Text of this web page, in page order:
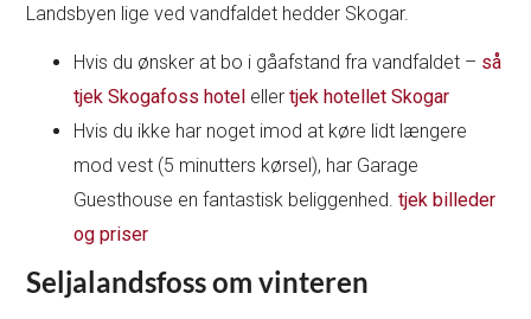
Landsbyen lige ved vandfaldet hedder Skogar.
Hvis du ønsker at bo i gåafstand fra vandfaldet – så
tjek Skogafoss hotel ellertjek hotellet Skogar
Hvis du ikke har noget imod at køre lidt længere
mod vest (5 minutters kørsel), har Garage
Guesthouse en fantastisk beliggenhed.tjek billeder
og priser
Seljalandsfoss om vinteren